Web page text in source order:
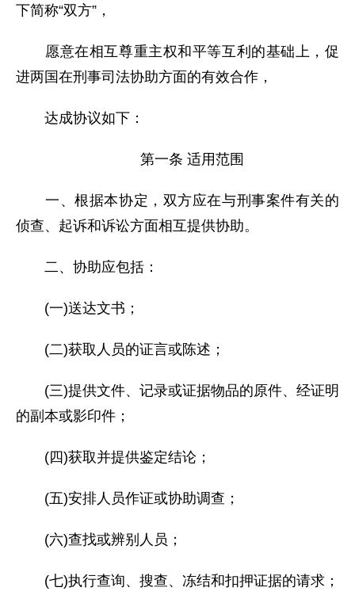
下简称“双方”，
愿意在相互尊重主权和平等互利的基础上，促
进两国在刑事司法协助方面的有效合作，
达成协议如下：
第一条 适用范围
一、根据本协定，双方应在与刑事案件有关的
侦查、起诉和诉讼方面相互提供协助。
二、协助应包括：
(一)送达文书；
(二)获取人员的证言或陈述；
(三)提供文件、记录或证据物品的原件、经证明
的副本或影印件；
(四)获取并提供鉴定结论；
(五)安排人员作证或协助调查；
(六)查找或辨别人员；
(七)执行查询、搜查、冻结和扣押证据的请求；